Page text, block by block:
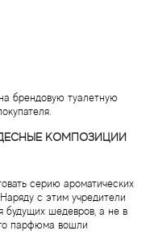
брендовую туалетную
КОМПОЗИЦИИ
серию ароматических
с этим учредители
будущих шедевров, а не в
парфюма вошли